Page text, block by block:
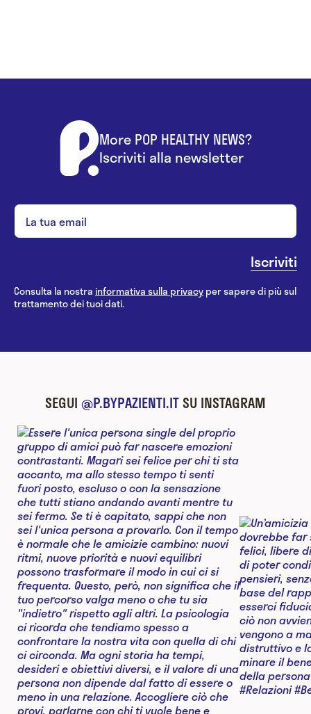
More POP HEALTHY NEWS?
Iscriviti alla newsletter
Consulta la nostra informativa sulla privacyper sapere di più sul
trattamento dei tuoi dati.
SEGUI @P.BYPAZIENTI.ITSU INSTAGRAM